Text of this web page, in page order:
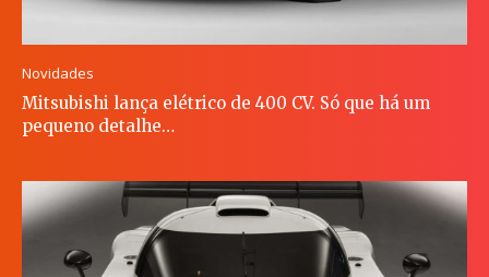
Novidades
Mitsubishi lança elétrico de 400 CV. Só que há um
pequeno detalhe…